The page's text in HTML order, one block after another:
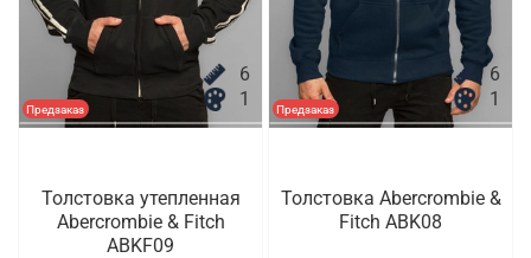
Предзаказ
6
1
Толстовка утепленная
Abercrombie & Fitch
ABKF09
Предзаказ
6
1
Толстовка Abercrombie &
Fitch ABK08